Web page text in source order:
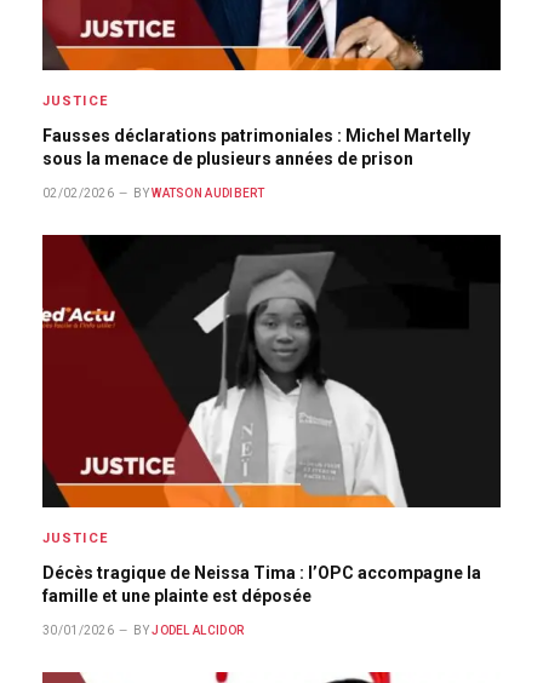
JUSTICE
Fausses déclarations patrimoniales : Michel Martelly
sous la menace de plusieurs années de prison
02/02/2026 BY WATSON AUDIBERT
JUSTICE
Décès tragique de Neissa Tima : l’OPC accompagne la
famille et une plainte est déposée
30/01/2026 BY JODEL ALCIDOR